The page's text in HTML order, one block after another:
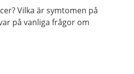
Vilka är symtomen på
på vanliga frågor om